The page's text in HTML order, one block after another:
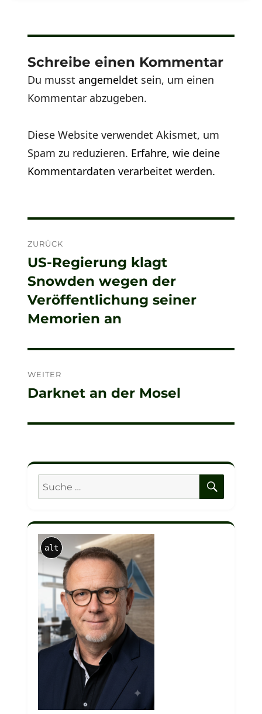
Schreibe einen Kommentar
Du musstangemeldet sein, um einen
Kommentar abzugeben.
Diese Website verwendet Akismet, um
Spam zu reduzieren. Erfahre, wie deine
Kommentardaten verarbeitet werden.
ZURÜCK
Vorheriger
Beitrag:
US-Regierung klagt
Snowden wegen der
Veröffentlichung seiner
Memorien an
WEITER
Nächster
Darknet an der Mosel
Suche
nach:
alt